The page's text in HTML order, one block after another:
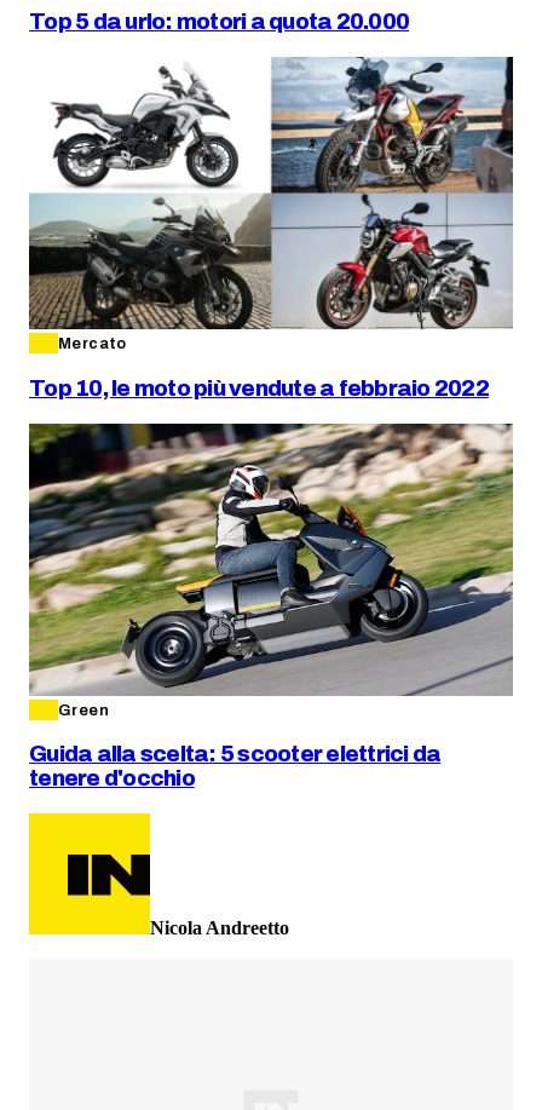
Top 5 da urlo: motori a quota 20.000
Mercato
Top 10, le moto più vendute a febbraio 2022
Green
Guida alla scelta: 5 scooter elettrici da
tenere d'occhio
Nicola Andreetto